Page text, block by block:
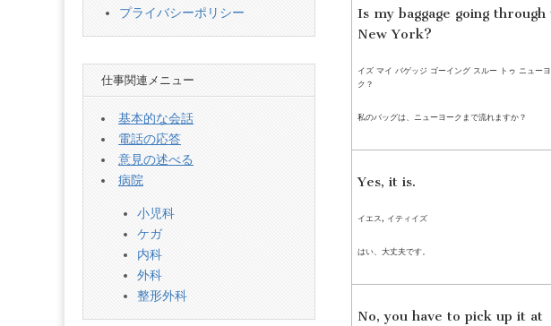
Is my baggage going through
New York?
イズ マイ バゲッジ ゴーイング スルー トゥ ニュー
ク？
私のバッグは、ニューヨークまで流れますか？
Yes, it is.
イエス, イティイズ
はい、大丈夫です。
No, you have to pick up it at
プライバシーポリシー
仕事関連メニュー
基本的な会話
電話の応答
意見の述べる
病院
小児科
ケガ
内科
外科
整形外科